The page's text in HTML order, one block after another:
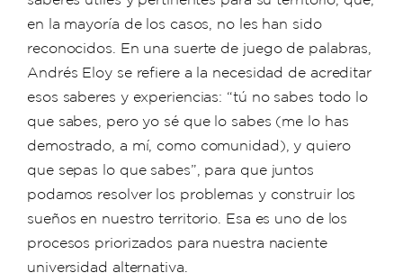
en la mayoría de los casos, no les han sido
reconocidos. En una suerte de juego de palabras,
Andrés Eloy se refiere a la necesidad de acreditar
esos saberes y experiencias: “tú no sabes todo lo
que sabes, pero yo sé que lo sabes (me lo has
demostrado, a mí, como comunidad), y quiero
que sepas lo que sabes”, para que juntos
podamos resolver los problemas y construir los
sueños en nuestro territorio. Esa es uno de los
procesos priorizados para nuestra naciente
universidad alternativa.